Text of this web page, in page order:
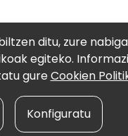
ditu, zure
egiteko.
gureCookien
Konfiguratu